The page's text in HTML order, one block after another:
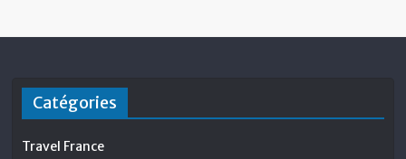
Catégories
Travel France